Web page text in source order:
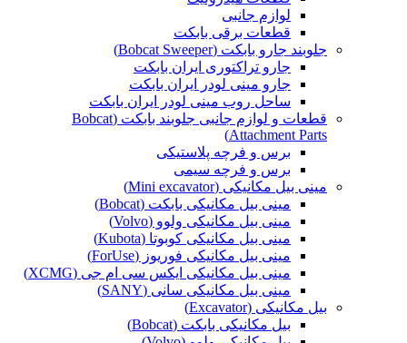
لوازم جانبی
قطعات برقی بابکت
جلوبند جارو بابکت (Bobcat Sweeper)
جارو تراکتوری ایران بابکت
جارو مینی لودر ایران بابکت
ساحل روب مینی لودر ایران بابکت
قطعات و لوازم جانبی جلوبند بابکت (Bobcat
Attachment Parts)
برس و فرچه پلاستیکی
برس و فرچه سیمی
مینی بیل مکانیکی (Mini excavator)
مینی بیل مکانیکی بابکت (Bobcat)
مینی بیل مکانیکی ولوو (Volvo)
مینی بیل مکانیکی کوبوتا (Kubota)
مینی بیل مکانیکی فوریوز (ForUse)
مینی بیل مکانیکی ایکس سی ام جی (XCMG)
مینی بیل مکانیکی سانی (SANY)
بیل مکانیکی (Excavator)
بیل مکانیکی بابکت (Bobcat)